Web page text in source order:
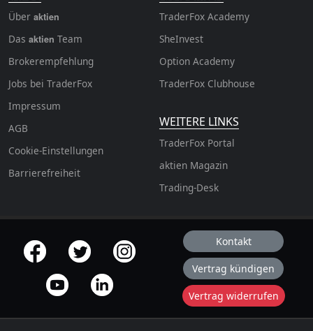
Über aktien
Das aktien Team
Brokerempfehlung
Jobs bei TraderFox
Impressum
AGB
Cookie-Einstellungen
Barrierefreiheit
TraderFox Academy
SheInvest
Option Academy
TraderFox Clubhouse
WEITERE LINKS
TraderFox Portal
aktien Magazin
Trading-Desk
offizielle Social Media-Accounts Kontakt
Vertrag kündigen
Vertrag widerrufen